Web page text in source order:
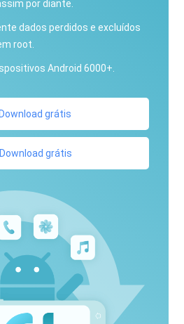
por diante.
dados perdidos e excluídos
root.
Android 6000+.
Download grátis
Download grátis